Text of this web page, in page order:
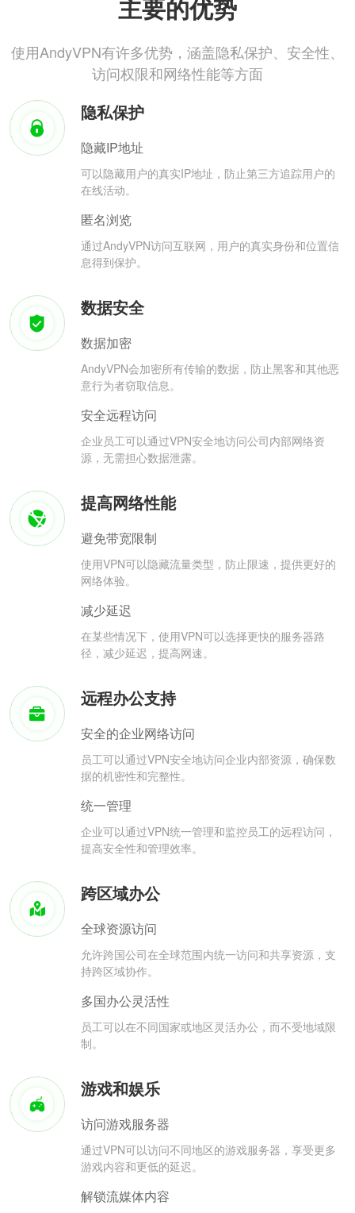
主要的优势
使用AndyVPN有许多优势，涵盖隐私保护、安全性、
访问权限和网络性能等方面
隐私保护
隐藏IP地址
可以隐藏用户的真实IP地址，防止第三方追踪用户的
在线活动。
匿名浏览
通过AndyVPN访问互联网，用户的真实身份和位置信
息得到保护。
数据安全
数据加密
AndyVPN会加密所有传输的数据，防止黑客和其他恶
意行为者窃取信息。
安全远程访问
企业员工可以通过VPN安全地访问公司内部网络资
源，无需担心数据泄露。
提高网络性能
避免带宽限制
使用VPN可以隐藏流量类型，防止限速，提供更好的
网络体验。
减少延迟
在某些情况下，使用VPN可以选择更快的服务器路
径，减少延迟，提高网速。
远程办公支持
安全的企业网络访问
员工可以通过VPN安全地访问企业内部资源，确保数
据的机密性和完整性。
统一管理
企业可以通过VPN统一管理和监控员工的远程访问，
提高安全性和管理效率。
跨区域办公
全球资源访问
允许跨国公司在全球范围内统一访问和共享资源，支
持跨区域协作。
多国办公灵活性
员工可以在不同国家或地区灵活办公，而不受地域限
制。
游戏和娱乐
访问游戏服务器
通过VPN可以访问不同地区的游戏服务器，享受更多
游戏内容和更低的延迟。
解锁流媒体内容